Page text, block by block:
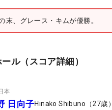
末、グレース・キムが優勝。
ル（スコア詳細）
本
日向子Hinako Shibuno （27歳）